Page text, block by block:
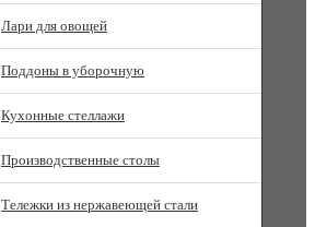
Лари для овощей
Поддоны в уборочную
Кухонные стеллажи
Производственные столы
Тележки из нержавеющей стали